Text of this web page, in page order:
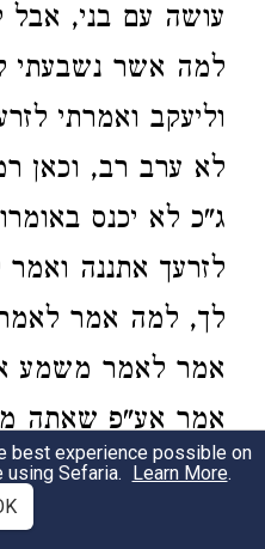
עושה עם בני,
למה אשר נשבעתי
וליעקב ואמרתי
לא ערב רב, וכאן
ג"כ לא יכנס
לזרעך אתננה
לך, למה אמר
אמר לאמר משמע
אמר אע"פ שאתה
שתתקיים השבועה
אמירה, והיכן
best experience possible on
using Sefaria. Learn More.